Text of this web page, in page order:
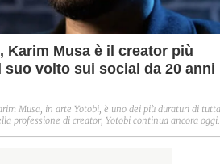
Karim Musa è il creator più
volto sui social da 20 anni
Musa, in arte Yotobi, è uno dei più duraturi di tutta
professione di creator, Yotobi continua ancora oggi